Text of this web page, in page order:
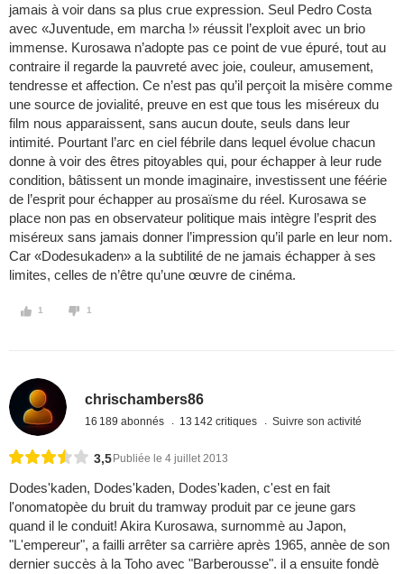
jamais à voir dans sa plus crue expression. Seul Pedro Costa
avec «Juventude, em marcha !» réussit l’exploit avec un brio
immense. Kurosawa n’adopte pas ce point de vue épuré, tout au
contraire il regarde la pauvreté avec joie, couleur, amusement,
tendresse et affection. Ce n’est pas qu’il perçoit la misère comme
une source de jovialité, preuve en est que tous les miséreux du
film nous apparaissent, sans aucun doute, seuls dans leur
intimité. Pourtant l’arc en ciel fébrile dans lequel évolue chacun
donne à voir des êtres pitoyables qui, pour échapper à leur rude
condition, bâtissent un monde imaginaire, investissent une féérie
de l’esprit pour échapper au prosaïsme du réel. Kurosawa se
place non pas en observateur politique mais intègre l’esprit des
miséreux sans jamais donner l’impression qu’il parle en leur nom.
Car «Dodesukaden» a la subtilité de ne jamais échapper à ses
limites, celles de n’être qu’une œuvre de cinéma.
1 1
chrischambers86
16 189 abonnés 13 142 critiques Suivre son activité
3,5 Publiée le 4 juillet 2013
Dodes'kaden, Dodes'kaden, Dodes'kaden, c'est en fait
l'onomatopèe du bruit du tramway produit par ce jeune gars
quand il le conduit! Akira Kurosawa, surnommè au Japon,
"L'empereur", a failli arrêter sa carrière après 1965, annèe de son
dernier succès à la Toho avec "Barberousse". il a ensuite fondè